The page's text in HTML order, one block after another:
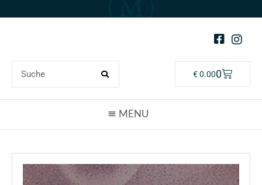
€0.000